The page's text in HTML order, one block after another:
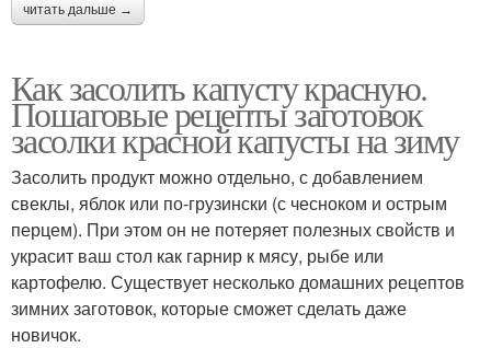
читать дальше →
Как засолить капусту красную.
Пошаговые рецепты заготовок
засолки красной капусты на зиму
Засолить продукт можно отдельно, с добавлением
свеклы, яблок или по-грузински (с чесноком и острым
перцем). При этом он не потеряет полезных свойств и
украсит ваш стол как гарнир к мясу, рыбе или
картофелю. Существует несколько домашних рецептов
зимних заготовок, которые сможет сделать даже
новичок.